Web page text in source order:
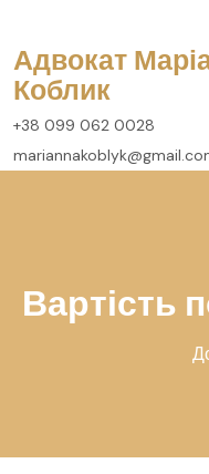
вмісту
Адвокат
Коблик
+38 099 062 0028
Вартість